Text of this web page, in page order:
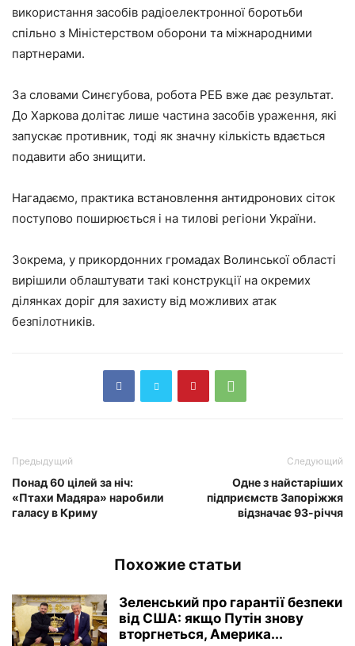
використання засобів радіоелектронної боротьби
спільно з Міністерством оборони та міжнародними
партнерами.
За словами Синєгубова, робота РЕБ вже дає результат.
До Харкова долітає лише частина засобів ураження, які
запускає противник, тоді як значну кількість вдається
подавити або знищити.
Нагадаємо, практика встановлення антидронових сіток
поступово поширюється і на тилові регіони України.
Зокрема, у прикордонних громадах Волинської області
вирішили облаштувати такі конструкції на окремих
ділянках доріг для захисту від можливих атак
безпілотників.
Предыдущий
Понад 60 цілей за ніч:
«Птахи Мадяра» наробили
галасу в Криму
Следующий
Одне з найстаріших
підприємств Запоріжжя
відзначає 93-річчя
Похожие статьи
Зеленський про гарантії безпеки
від США: якщо Путін знову
вторгнеться, Америка...